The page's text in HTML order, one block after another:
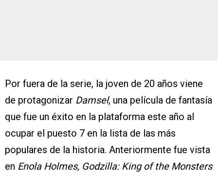
Por fuera de la serie, la joven de 20 años viene
de protagonizar Damsel, una película de fantasía
que fue un éxito en la plataforma este año al
ocupar el puesto 7 en la lista de las más
populares de la historia. Anteriormente fue vista
en Enola Holmes, Godzilla: King of the Monsters